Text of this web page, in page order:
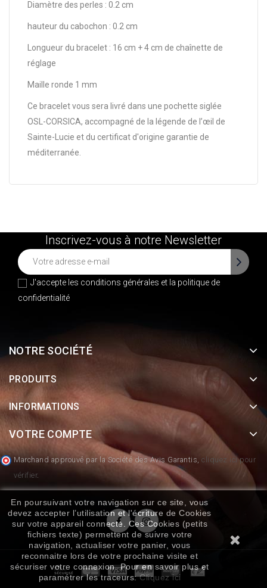
Diamètre des perles : 0.2 cm
hauteur du cabochon : 0.2 cm
Longueur du bracelet : 16 cm + 4 cm de chaînette de
réglage
Maille ronde 1 mm
Ce bracelet vous sera livré dans une pochette siglée
OSL-CORSICA, accompagné de la légende de l’œil de
Sainte-Lucie et du certificat d'origine garantie de
méditerranée.
Inscrivez-vous à notre Newsletter
J'accepte les conditions générales et la politique de
confidentialité
NOTRE SOCIÉTÉ
PRODUITS
INFORMATIONS
VOTRE COMPTE
En poursuivant votre navigation sur ce site, vous
devez accepter l’utilisation et l'écriture de Cookies
sur votre appareil connecté. Ces Cookies (petits
fichiers texte) permettent de suivre votre
navigation, actualiser votre panier, vous
reconnaitre lors de votre prochaine visite et
sécuriser votre connexion. Pour en savoir plus et
paramétrer les traceurs:Cliquez ici
Marchand approuvé par la Société des Avis Garantis, cliquez ici pour
vérifier.